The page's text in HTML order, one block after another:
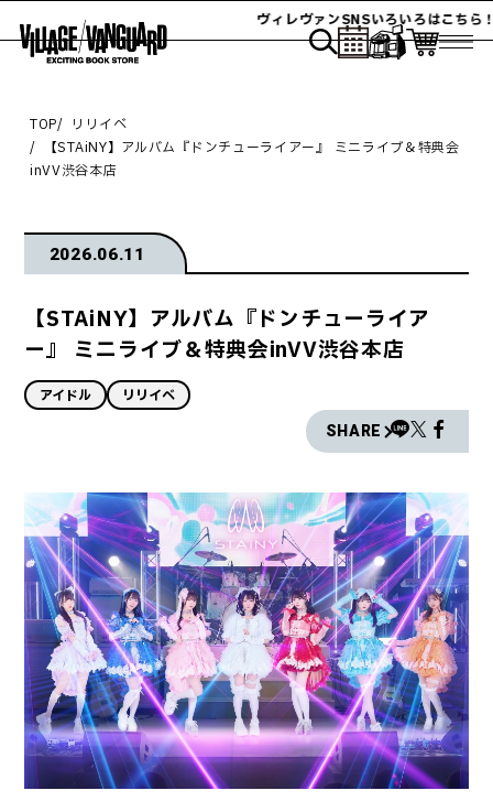
ヴィレヴァンSNSいろいろはこちら！
TOP
リリイベ
【STAiNY】アルバム『ドンチューライアー』 ミニライブ＆特典会
inVV渋谷本店
2026.06.11
【STAiNY】アルバム『ドンチューライア
ー』 ミニライブ＆特典会inVV渋谷本店
アイドル リリイベ
SHARE